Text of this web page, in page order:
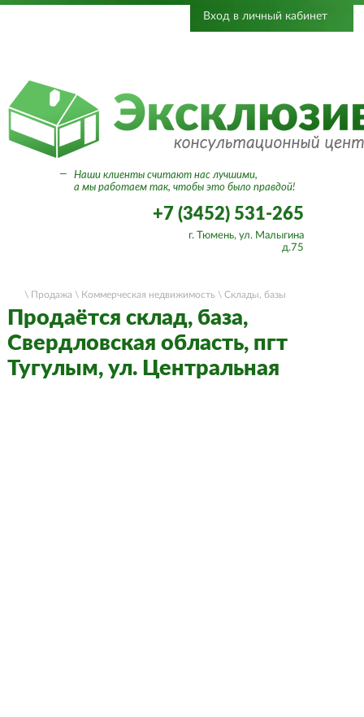
Вход в личный кабинет
—
Наши клиенты считают нас лучшими,
а мы работаем так, чтобы это было правдой!
+7 (3452) 531-265
г. Тюмень, ул. Малыгина
д.75
\ Продажа \ Коммерческая недвижимость\ Склады, базы
Продаётся склад, база,
Свердловская область, пгт
Тугулым, ул. Центральная